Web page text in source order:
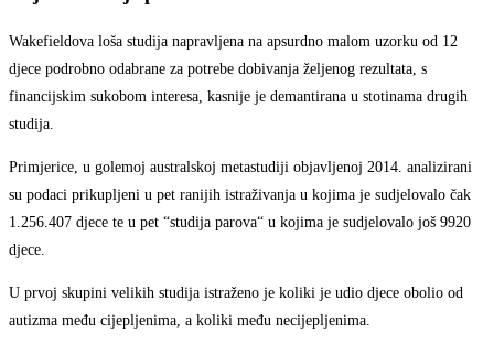
Wakefieldova loša studija napravljena na apsurdno malom uzorku od 12
djece podrobno odabrane za potrebe dobivanja željenog rezultata, s
financijskim sukobom interesa, kasnije je demantirana u stotinama drugih
studija.
Primjerice, u golemoj australskoj metastudiji objavljenoj 2014. analizirani
su podaci prikupljeni u pet ranijih istraživanja u kojima je sudjelovalo čak
1.256.407 djece te u pet “studija parova“ u kojima je sudjelovalo još 9920
djece.
U prvoj skupini velikih studija istraženo je koliki je udio djece obolio od
autizma među cijepljenima, a koliki među necijepljenima.